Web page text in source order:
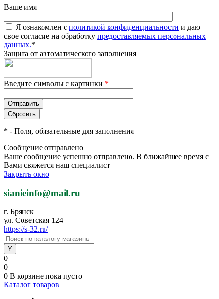
Ваше имя
Я ознакомлен с политикой конфиденциальности и даю
свое согласие на обработку предоставляемых персональных
данных.*
Защита от автоматического заполнения
Введите символы с картинки *
* - Поля, обязательные для заполнения
Сообщение отправлено
Ваше сообщение успешно отправлено. В ближайшее время с
Вами свяжется наш специалист
Закрыть окно
sianieinfo@mail.ru
г. Брянск
ул. Советская 124
https://s-32.ru/
0
0
0 В корзине пока пусто
Каталог товаров